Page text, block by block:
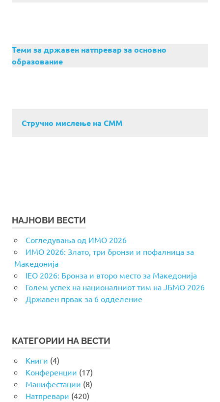
Теми за државен натпревар за основно
образование
Стручно мислење на СММ
НАЈНОВИ ВЕСТИ
Согледувања од ИМО 2026
ИМО 2026: Злато, три бронзи и пофалница за
Македонија
IEO 2026: Бронза и второ место за Македонија
Голем успех на националниот тим на ЈБМО 2026
Државен првак за 6 одделение
КАТЕГОРИИ НА ВЕСТИ
Книги (4)
Конференции (17)
Манифестации (8)
Натпревари (420)